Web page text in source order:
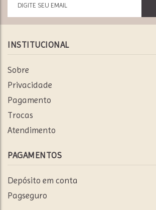
INSTITUCIONAL
Sobre
Privacidade
Pagamento
Trocas
Atendimento
PAGAMENTOS
Depósito em conta
Pagseguro